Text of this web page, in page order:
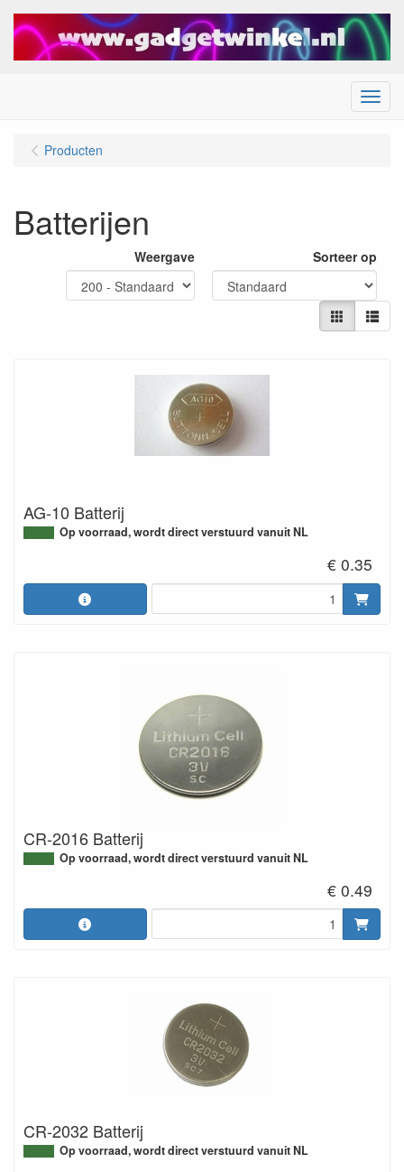
Menu
Producten
Batterijen
Weergave Sorteer op
AG-10 Batterij
Op voorraad, wordt direct verstuurd vanuit NL
€ 0.35
CR-2016 Batterij
Op voorraad, wordt direct verstuurd vanuit NL
€ 0.49
CR-2032 Batterij
Op voorraad, wordt direct verstuurd vanuit NL